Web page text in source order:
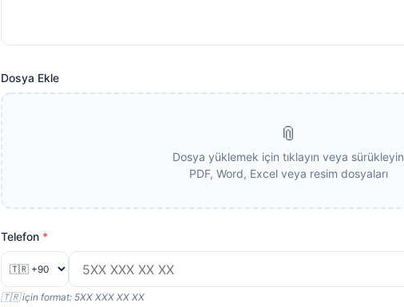
Dosya Ekle
Dosya yüklemek için tıklayın veya sürükleyin
PDF, Word, Excel veya resim dosyaları
Telefon
🇹🇷 için format: 5XX XXX XX XX